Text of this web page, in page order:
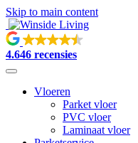
Skip to main content
4.646 recensies
Vloeren
Parket vloer
PVC vloer
Laminaat vloer